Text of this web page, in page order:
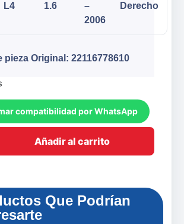
L4 1.6
–
2006
Derecho
pieza Original: 22116778610
compatibilidad por WhatsApp
Añadir al carrito
Que Podrían